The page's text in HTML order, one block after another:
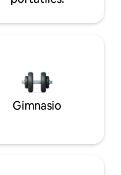
Gimnasio